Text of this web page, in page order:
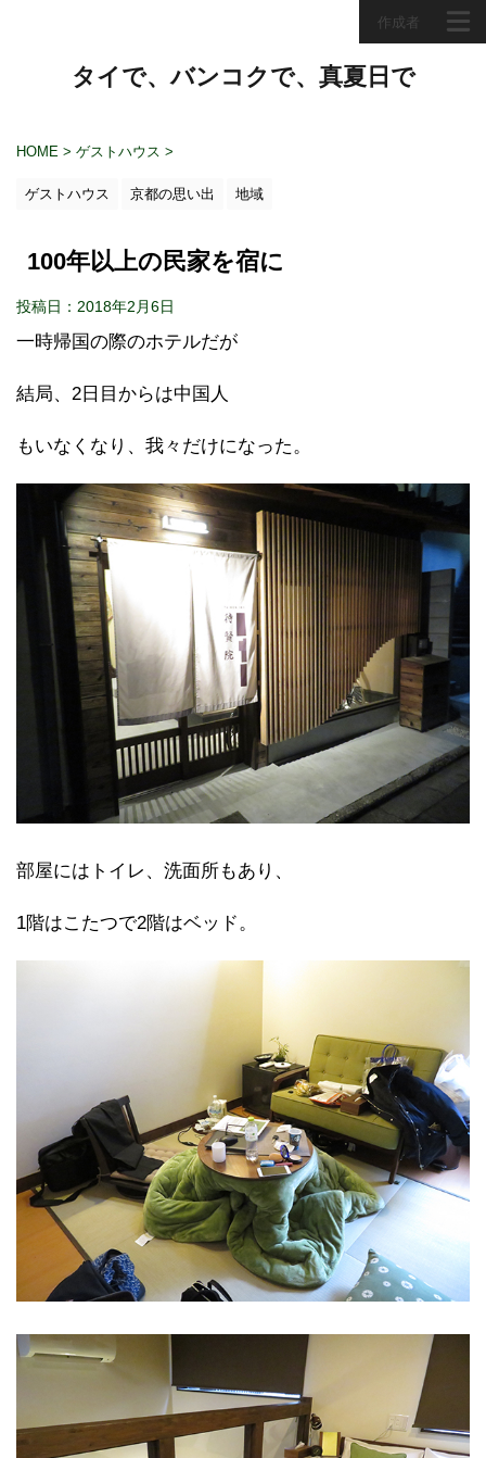
作成者
タイで、バンコクで、真夏日で
HOME > ゲストハウス >
ゲストハウス 京都の思い出 地域
100年以上の民家を宿に
投稿日：2018年2月6日
一時帰国の際のホテルだが
結局、2日目からは中国人
もいなくなり、我々だけになった。
部屋にはトイレ、洗面所もあり、
1階はこたつで2階はベッド。